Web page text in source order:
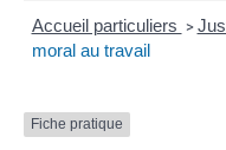
Accueil particuliers >
moral au travail
Fiche pratique